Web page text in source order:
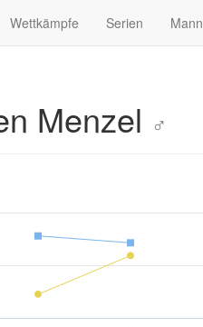
Wettkämpfe Serien
Menzel ♂